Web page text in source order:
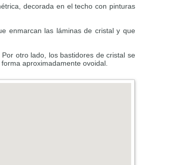
decorada en el techo con pinturas
enmarcan las láminas de cristal y que
otro lado, los bastidores de cristal se
aproximadamente ovoidal.